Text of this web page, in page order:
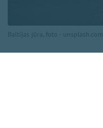
Baltijas jūra, foto - unsplash.com